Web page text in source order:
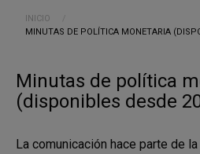
Ruta de navegación
INICIO
CURRENT:
MINUTAS DE POLÍTICA MONETARIA
Minutas de política
(disponibles desde
La comunicación hace parte de la